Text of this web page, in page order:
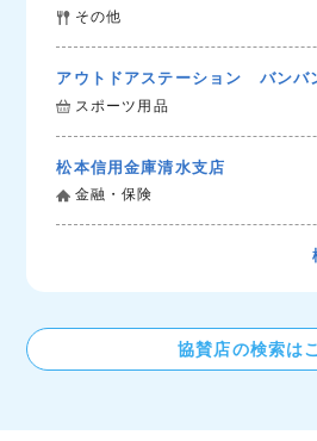
その他
アウトドアステーション バン
スポーツ用品
松本信用金庫清水支店
金融・保険
協賛店の検索は